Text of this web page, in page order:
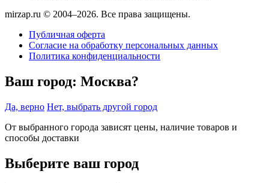
mirzap.ru © 2004–2026. Все права защищены.
Публичная оферта
Согласие на обработку персональных данных
Политика конфиденциальности
Ваш город: Москва?
Да, верно Нет, выбрать другой город
От выбранного города зависят цены, наличие товаров и
способы доставки
Выберите ваш город